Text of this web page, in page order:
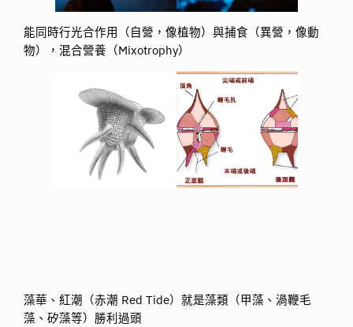
能同時行光合作用（自營，像植物）與捕食（異營，像動
物），混合營養（Mixotrophy）
藻華、紅潮（赤潮 Red Tide）就是藻類（甲藻、渦鞭毛
藻、矽藻等）勝利過頭